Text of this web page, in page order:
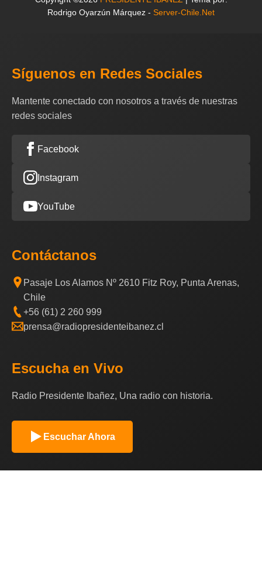
Rodrigo Oyarzún Márquez - Server-Chile.Net
Síguenos en Redes Sociales
Mantente conectado con nosotros a través de nuestras
redes sociales
Facebook
Instagram
YouTube
Contáctanos
Pasaje Los Alamos Nº 2610 Fitz Roy, Punta Arenas,
Chile
+56 (61) 2 260 999
prensa@radiopresidenteibanez.cl
Escucha en Vivo
Radio Presidente Ibañez, Una radio con historia.
Escuchar Ahora